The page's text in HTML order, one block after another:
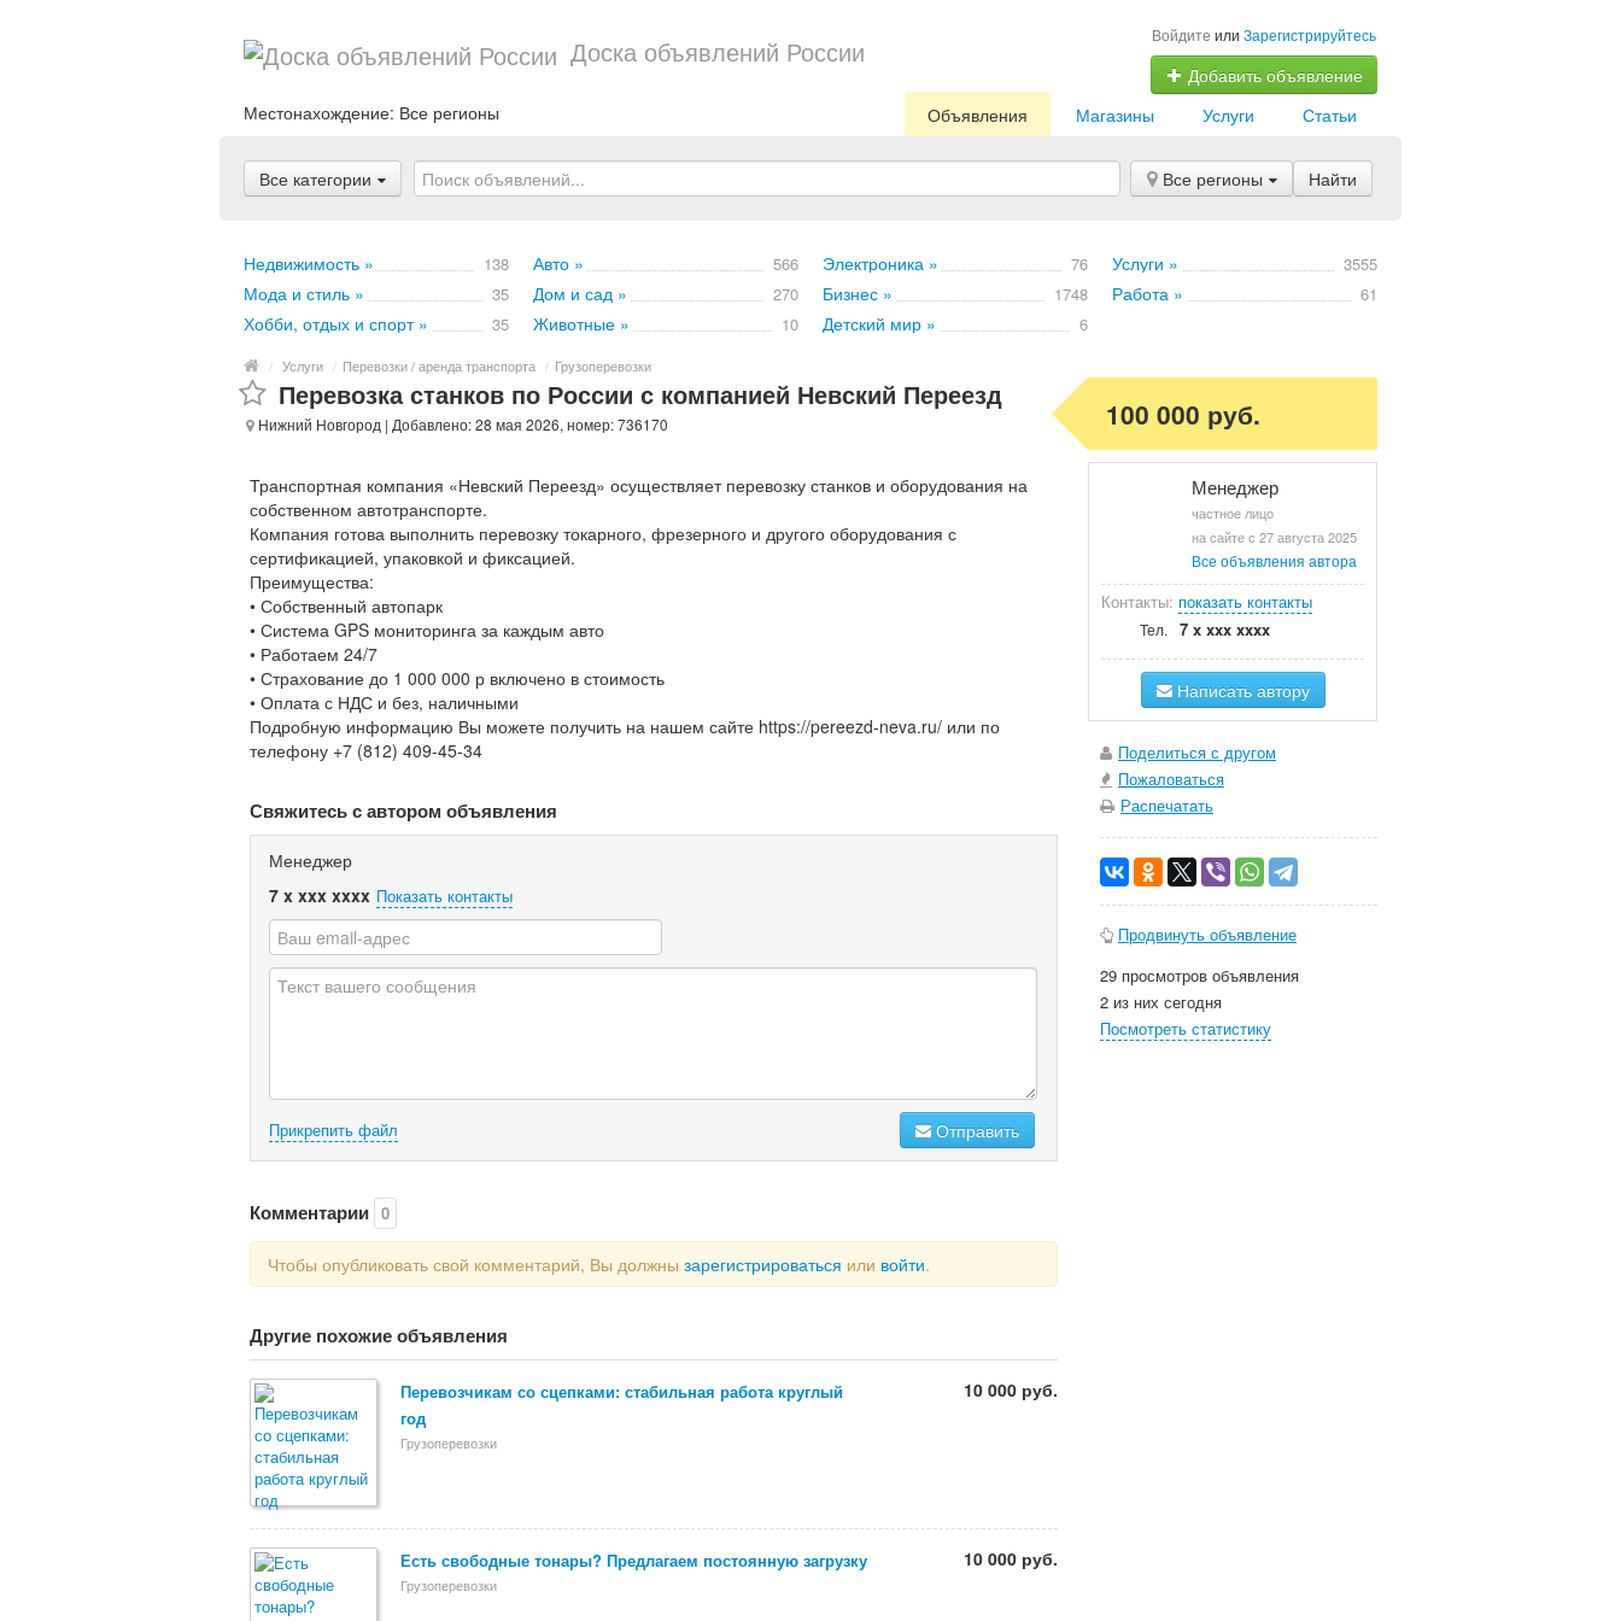
Доска объявлений России Войдите или Зарегистрируйтесь
Добавить объявление
Местонахождение: Все регионы Статьи
Услуги
Магазины
Объявления
Все категории Все регионы Найти
Недвижимость » 138 Авто » 566 Электроника » 76 Услуги » 3555
Мода и стиль » 35 Дом и сад » 270 Бизнес » 1748 Работа » 61
Хобби, отдых и спорт » 35 Животные » 10 Детский мир » 6
/ Услуги / Перевозки / аренда транспорта / Грузоперевозки
Перевозка станков по России с компанией Невский Переезд
Нижний Новгород | Добавлено: 28 мая 2026, номер: 736170
Транспортная компания «Невский Переезд» осуществляет перевозку станков и оборудования на
собственном автотранспорте.
Компания готова выполнить перевозку токарного, фрезерного и другого оборудования с
сертификацией, упаковкой и фиксацией.
Преимущества:
• Собственный автопарк
• Система GPS мониторинга за каждым авто
• Работаем 24/7
• Страхование до 1 000 000 р включено в стоимость
• Оплата с НДС и без, наличными
Подробную информацию Вы можете получить на нашем сайте https://pereezd-neva.ru/ или по
телефону +7 (812) 409-45-34
Свяжитесь с автором объявления
Менеджер
7 x xxx xxxx Показать контакты
Прикрепить файл Отправить
Комментарии 0
Чтобы опубликовать свой комментарий, Вы должны зарегистрироваться или войти.
Другие похожие объявления
Перевозчикам со сцепками: стабильная работа круглый
год
Грузоперевозки
10 000 руб.
Есть свободные тонары? Предлагаем постоянную загрузку
Грузоперевозки
10 000 руб.
100 000 руб.
Менеджер
частное лицо
на сайте с 27 августа 2025
Все объявления автора
Контакты: показать контакты
Тел. 7 x xxx xxxx
Написать автору
Поделиться с другом
Пожаловаться
Распечатать
Продвинуть объявление
29 просмотров объявления
2 из них сегодня
Посмотреть статистику